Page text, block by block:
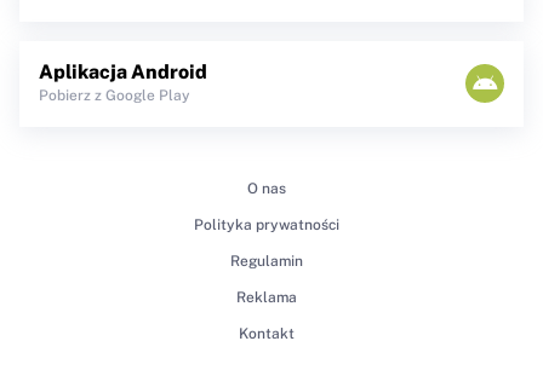
Aplikacja Android
Pobierz z Google Play
O nas
Polityka prywatności
Regulamin
Reklama
Kontakt